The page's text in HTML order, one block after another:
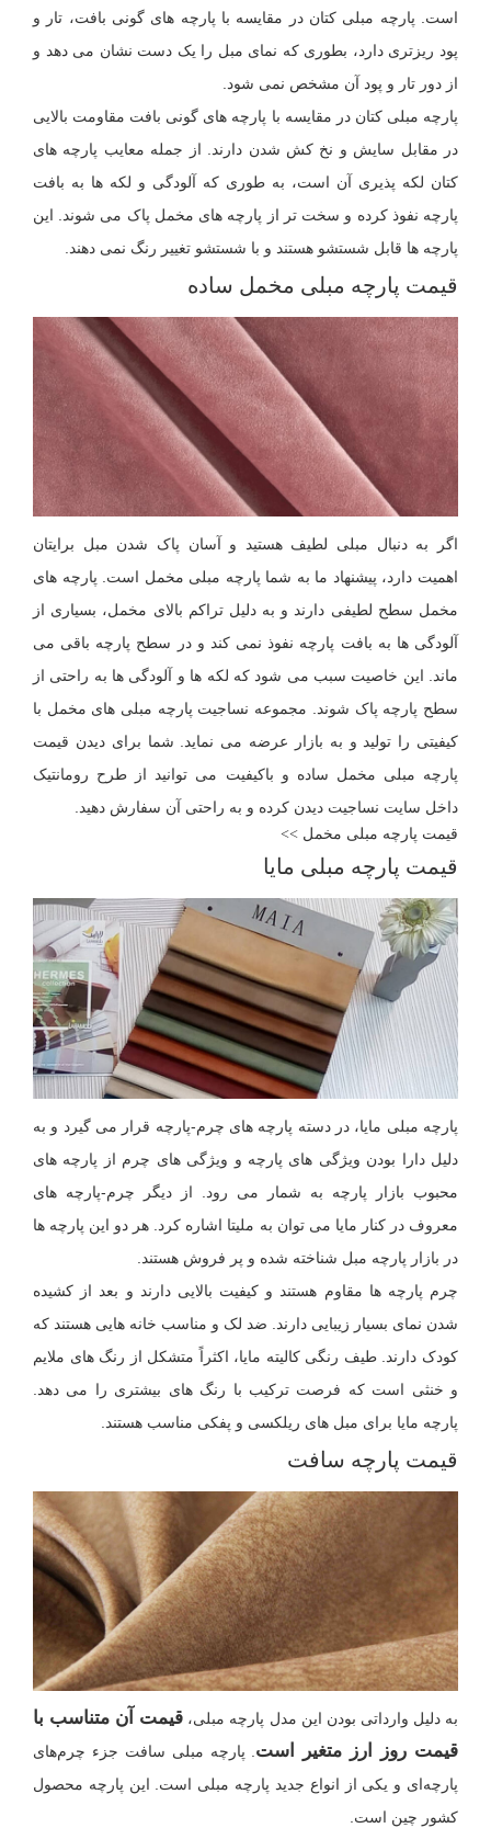
است. پارچه مبلی کتان در مقایسه با پارچه های گونی بافت، تار و
پود ریزتری دارد، بطوری که نمای مبل را یک دست نشان می دهد و
از دور تار و پود آن مشخص نمی شود.
پارچه مبلی کتان در مقایسه با پارچه های گونی بافت مقاومت بالایی
در مقابل سایش و نخ کش شدن دارند. از جمله معایب پارچه های
کتان لکه پذیری آن است، به طوری که آلودگی و لکه ها به بافت
پارچه نفوذ کرده و سخت تر از پارچه های مخمل پاک می شوند. این
پارچه ها قابل شستشو هستند و با شستشو تغییر رنگ نمی دهند.
قیمت پارچه مبلی مخمل ساده
اگر به دنبال مبلی لطیف هستید و آسان پاک شدن مبل برایتان
اهمیت دارد، پیشنهاد ما به شما پارچه مبلی مخمل است. پارچه های
مخمل سطح لطیفی دارند و به دلیل تراکم بالای مخمل، بسیاری از
آلودگی ها به بافت پارچه نفوذ نمی کند و در سطح پارچه باقی می
ماند. این خاصیت سبب می شود که لکه ها و آلودگی ها به راحتی از
سطح پارچه پاک شوند. مجموعه نساجیت پارچه مبلی های مخمل با
کیفیتی را تولید و به بازار عرضه می نماید. شما برای دیدن قیمت
پارچه مبلی مخمل ساده و باکیفیت می توانید از طرح رومانتیک
داخل سایت نساجیت دیدن کرده و به راحتی آن سفارش دهید.
قیمت پارچه مبلی مخمل >>
قیمت پارچه مبلی مایا
پارچه مبلی مایا، در دسته پارچه های چرم-پارچه قرار می گیرد و به
دلیل دارا بودن ویژگی های پارچه و ویژگی های چرم از پارچه های
محبوب بازار پارچه به شمار می رود. از دیگر چرم-پارچه های
معروف در کنار مایا می توان به ملیتا اشاره کرد. هر دو این پارچه ها
در بازار پارچه مبل شناخته شده و پر فروش هستند.
چرم پارچه ها مقاوم هستند و کیفیت بالایی دارند و بعد از کشیده
شدن نمای بسیار زیبایی دارند. ضد لک و مناسب خانه هایی هستند که
کودک دارند. طیف رنگی کالیته مایا، اکثراً متشکل از رنگ های ملایم
و خنثی است که فرصت ترکیب با رنگ های بیشتری را می دهد.
پارچه مایا برای مبل های ریلکسی و پفکی مناسب هستند.
قیمت پارچه سافت
به دلیل وارداتی بودن این مدل پارچه مبلی، قیمت آن متناسب با
قیمت روز ارز متغیر است. پارچه مبلی سافت جزء چرم‌های
پارچه‌ای و یکی از انواع جدید پارچه مبلی است. این پارچه محصول
کشور چین است.